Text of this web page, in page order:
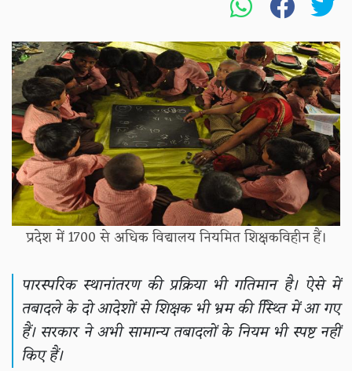
प्रदेश में 1700 से अधिक विद्यालय नियमित शिक्षकविहीन हैं।
पारस्परिक स्थानांतरण की प्रक्रिया भी गतिमान है। ऐसे में
तबादले के दो आदेशों से शिक्षक भी भ्रम की स्थ्तिि में आ गए
हैं। सरकार ने अभी सामान्य तबादलों के नियम भी स्पष्ट नहीं
किए हैं।